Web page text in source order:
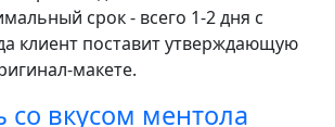
срок - всего 1-2 дня с
клиент поставит утверждающую
макете.
со вкусом ментола